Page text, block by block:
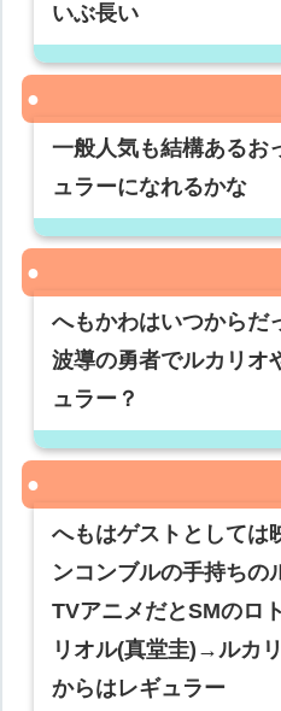
いぶ長い
一般人気も結構あるお
ュラーになれるかな
へもかわはいつからだ
波導の勇者でルカリオ
ュラー？
へもはゲストとしては
ンコンブルの手持ちの
TVアニメだとSMのロ
リオル(真堂圭)→ルカ
からはレギュラー